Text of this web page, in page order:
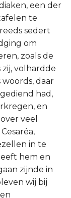
een der
te
sedert
om
zoals de
volhardde
daar
had,
en
veel
in te
hem en
zijnde in
wij bij